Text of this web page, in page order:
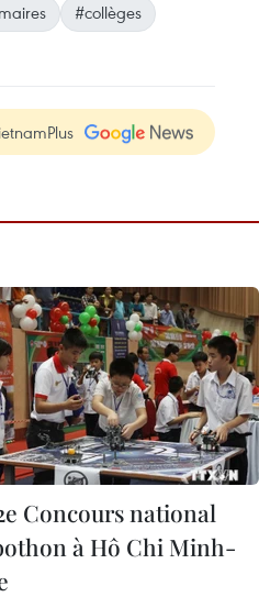
#collèges
Concours national
à Hô Chi Minh-